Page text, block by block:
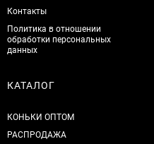
Контакты
Политика в отношении
обработки персональных
данных
КАТАЛОГ
КОНЬКИ ОПТОМ
РАСПРОДАЖА